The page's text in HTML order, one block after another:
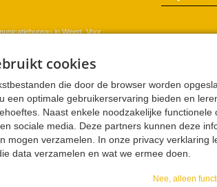
cookies
die door de browser worden
een optimale gebruikerservaring bieden en
Naast enkele noodzakelijke
sociale media. Deze partners kunnen deze
mogen verzamelen. In onze privacy verklaring
data verzamelen en wat we ermee doen.
Nee, alleen
in Weert. Voor
online en offline
websites, creëren en
conceptueel
| Privacystatement
Cookie